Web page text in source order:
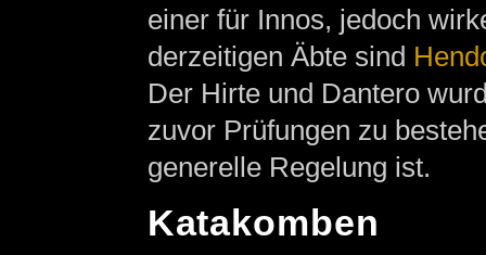
einer für Innos, jedoch
derzeitigen Äbte sind
Der Hirte und Dantero
zuvor Prüfungen zu
generelle Regelung ist.
Katakomben